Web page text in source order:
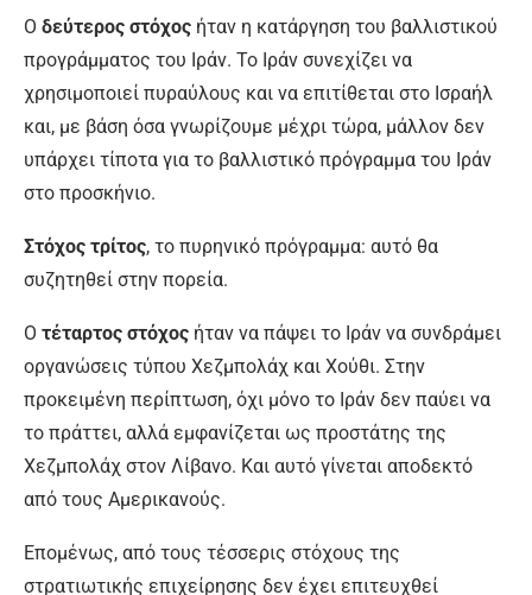
Ο δεύτερος στόχος ήταν η κατάργηση του βαλλιστικού
προγράμματος του Ιράν. Το Ιράν συνεχίζει να
χρησιμοποιεί πυραύλους και να επιτίθεται στο Ισραήλ
και, με βάση όσα γνωρίζουμε μέχρι τώρα, μάλλον δεν
υπάρχει τίποτα για το βαλλιστικό πρόγραμμα του Ιράν
στο προσκήνιο.
Στόχος τρίτος, το πυρηνικό πρόγραμμα: αυτό θα
συζητηθεί στην πορεία.
Ο τέταρτος στόχος ήταν να πάψει το Ιράν να συνδράμει
οργανώσεις τύπου Χεζμπολάχ και Χούθι. Στην
προκειμένη περίπτωση, όχι μόνο το Ιράν δεν παύει να
το πράττει, αλλά εμφανίζεται ως προστάτης της
Χεζμπολάχ στον Λίβανο. Και αυτό γίνεται αποδεκτό
από τους Αμερικανούς.
Επομένως, από τους τέσσερις στόχους της
στρατιωτικής επιχείρησης δεν έχει επιτευχθεί